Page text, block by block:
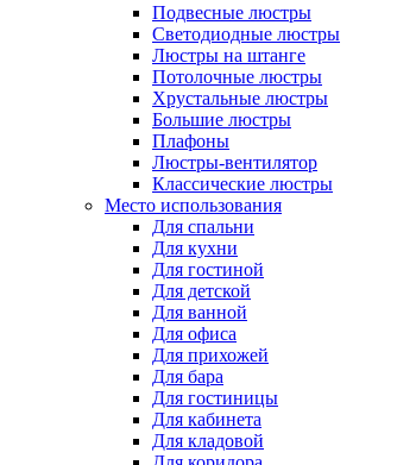
Подвесные люстры
Светодиодные люстры
Люстры на штанге
Потолочные люстры
Хрустальные люстры
Большие люстры
Плафоны
Люстры-вентилятор
Классические люстры
Место использования
Для спальни
Для кухни
Для гостиной
Для детской
Для ванной
Для офиса
Для прихожей
Для бара
Для гостиницы
Для кабинета
Для кладовой